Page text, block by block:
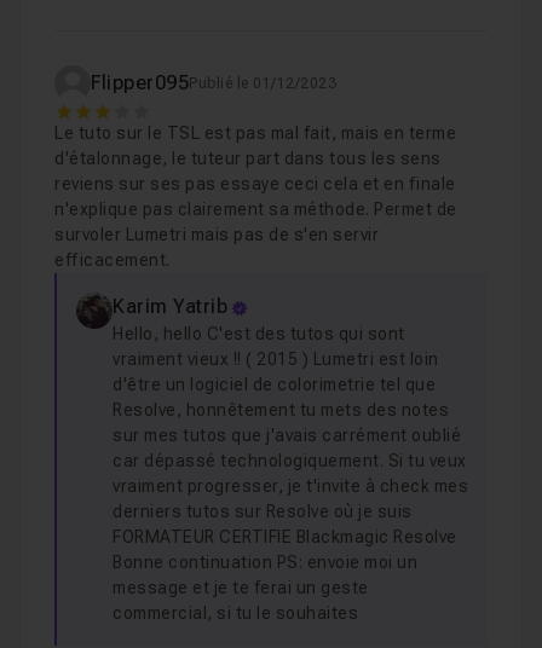
Flipper095Publié le 01/12/2023
3
Le tuto sur le TSL est pas mal fait, mais en terme
d'étalonnage, le tuteur part dans tous les sens
reviens sur ses pas essaye ceci cela et en finale
n'explique pas clairement sa méthode. Permet de
survoler Lumetri mais pas de s'en servir
efficacement.
Karim Yatrib
Hello, hello C'est des tutos qui sont
vraiment vieux !! ( 2015 ) Lumetri est loin
d'être un logiciel de colorimetrie tel que
Resolve, honnêtement tu mets des notes
sur mes tutos que j'avais carrément oublié
car dépassé technologiquement. Si tu veux
vraiment progresser, je t'invite à check mes
derniers tutos sur Resolve où je suis
FORMATEUR CERTIFIE Blackmagic Resolve
Bonne continuation PS: envoie moi un
message et je te ferai un geste
commercial, si tu le souhaites